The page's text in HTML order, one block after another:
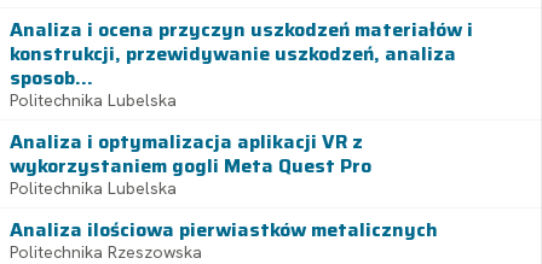
Analiza i ocena przyczyn uszkodzeń materiałów i
konstrukcji, przewidywanie uszkodzeń, analiza
sposob...
Politechnika Lubelska
Analiza i optymalizacja aplikacji VR z
wykorzystaniem gogli Meta Quest Pro
Politechnika Lubelska
Analiza ilościowa pierwiastków metalicznych
Politechnika Rzeszowska